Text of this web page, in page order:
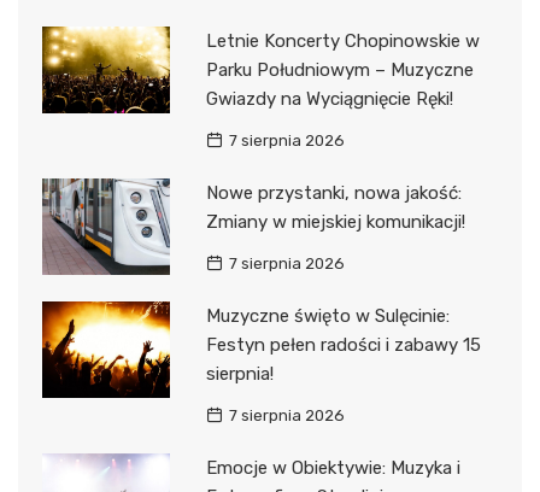
Letnie Koncerty Chopinowskie w
Parku Południowym – Muzyczne
Gwiazdy na Wyciągnięcie Ręki!
7 sierpnia 2026
Nowe przystanki, nowa jakość:
Zmiany w miejskiej komunikacji!
7 sierpnia 2026
Muzyczne święto w Sulęcinie:
Festyn pełen radości i zabawy 15
sierpnia!
7 sierpnia 2026
Emocje w Obiektywie: Muzyka i